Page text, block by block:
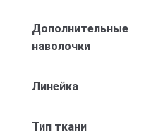
Дополнительные
наволочки
Линейка
Тип ткани